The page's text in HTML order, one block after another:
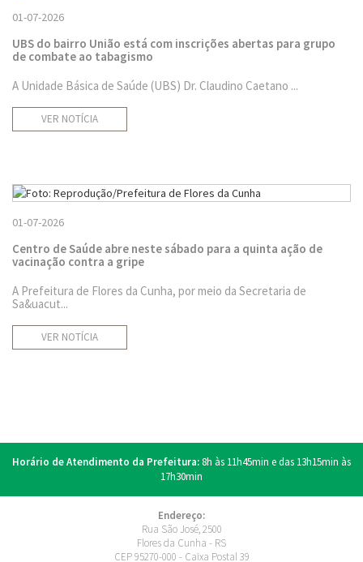
01-07-2026
UBS do bairro União está com inscrições abertas para grupo
de combate ao tabagismo
A Unidade Básica de Saúde (UBS) Dr. Claudino Caetano ...
VER NOTÍCIA
01-07-2026
Centro de Saúde abre neste sábado para a quinta ação de
vacinação contra a gripe
A Prefeitura de Flores da Cunha, por meio da Secretaria de
Sa&uacut...
VER NOTÍCIA
Horário de Atendimento da Prefeitura:8h às 11h45min e das 13h15min às
17h30min
Endereço:
Rua São José, 2500
Flores da Cunha - RS
CEP 95270-000 - Caixa Postal 39